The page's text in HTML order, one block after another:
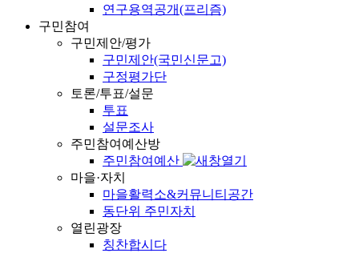
연구용역공개(프리즘)
구민참여
구민제안/평가
구민제안(국민신문고)
구정평가단
토론/투표/설문
투표
설문조사
주민참여예산방
주민참여예산
마을·자치
마을활력소&커뮤니티공간
동단위 주민자치
열린광장
칭찬합시다